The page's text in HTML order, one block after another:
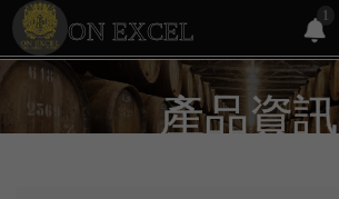
ON EXCEL
1
產品資訊